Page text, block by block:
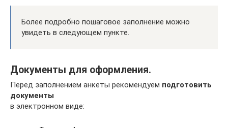
Более подробно пошаговое заполнение можно
увидеть в следующем пункте.
Документы для оформления.
Перед заполнением анкеты рекомендуем подготовить
документы
в электронном виде: